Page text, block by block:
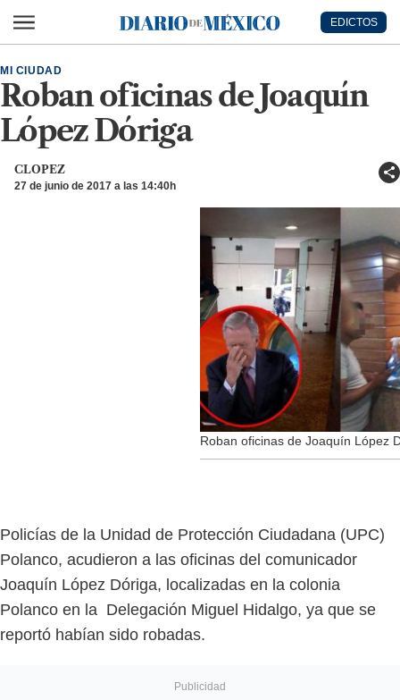
Diario de México
EDICTOS
Roban oficinas de Joaquín
López Dóriga
MI CIUDAD
CLOPEZ
27 de junio de 2017 a las 14:40h
Roban oficinas de Joaquín López
Policías de la Unidad de Protección Ciudadana (UPC)
Polanco, acudieron a las oficinas del comunicador
Joaquín López Dóriga, localizadas en la colonia
Polanco en la Delegación Miguel Hidalgo, ya que se
reportó habían sido robadas.